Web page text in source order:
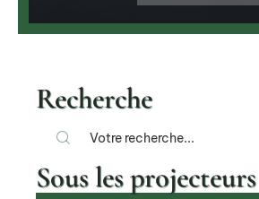
Recherche
Sous les projecteurs